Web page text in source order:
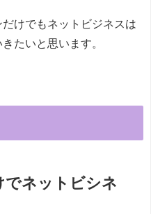
けでもネットビジネスは
たいと思います。
でネットビシネ